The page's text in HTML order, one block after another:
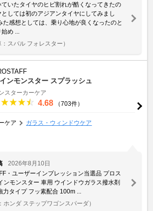
いたタイヤのヒビ割れが酷くなってきたの
しては初のアジアンタイヤにしてみまし
た感想としては、乗り心地が良くなったのと
め ...
：スバル フォレスター）
ンモンスター スプラッシュ
スターカーケア
4.68 （703件）
ケア ガラス・ウィンドウケア
2026年8月10日
・ユーザーインプレッション当選品 プロス
ンモンスター 車用 ウインドウガラス撥水剤
タイプ フッ素配合 100m ...
ホンダ ステップワゴンスパーダ）